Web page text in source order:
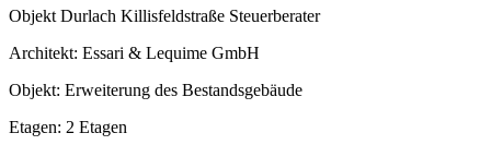
Objekt Durlach Killisfeldstraße Steuerberater
Architekt: Essari & Lequime GmbH
Objekt: Erweiterung des Bestandsgebäude
Etagen: 2 Etagen